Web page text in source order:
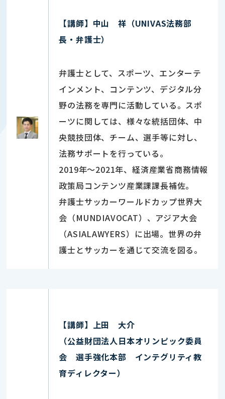
【講師】 中山 祥 （UNIVAS法務部
長・弁護士）
弁護士として、スポーツ、エンターテ
インメント、コンテンツ、デジタル分
野の法務を専門に活動している。スポ
ーツに関しては、様々な統括団体、中
央競技団体、チーム、選手等に対し、
法務サポートを行っている。
2019年～2021年、経済産業省商務情報
政策局コンテンツ産業課課長補佐。
弁護士サッカーワールドカップ世界大
会（MUNDIAVOCAT）、アジア大会
（ASIALAWYERS）に出場。世界の弁
護士とサッカーを通じて交流を図る。
【講師】上田 大介
（公益財団法人日本オリンピック委員
会 選手強化本部 インテグリティ教
育ディレクター）